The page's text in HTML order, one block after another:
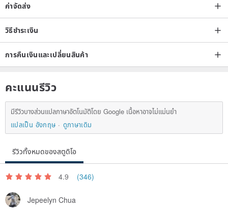
ค่าจัดส่ง
วิธีชำระเงิน
การคืนเงินและเปลี่ยนสินค้า
คะแนนรีวิว
มีรีวิวบางส่วนแปลภาษาอัตโนมัติโดย Google เนื้อหาอาจไม่แม่นยำ
แปลเป็น อังกฤษ
ดูภาษาเดิม
รีวิวทั้งหมดของสตูดิโอ
4.9 (346)
Jepeelyn Chua